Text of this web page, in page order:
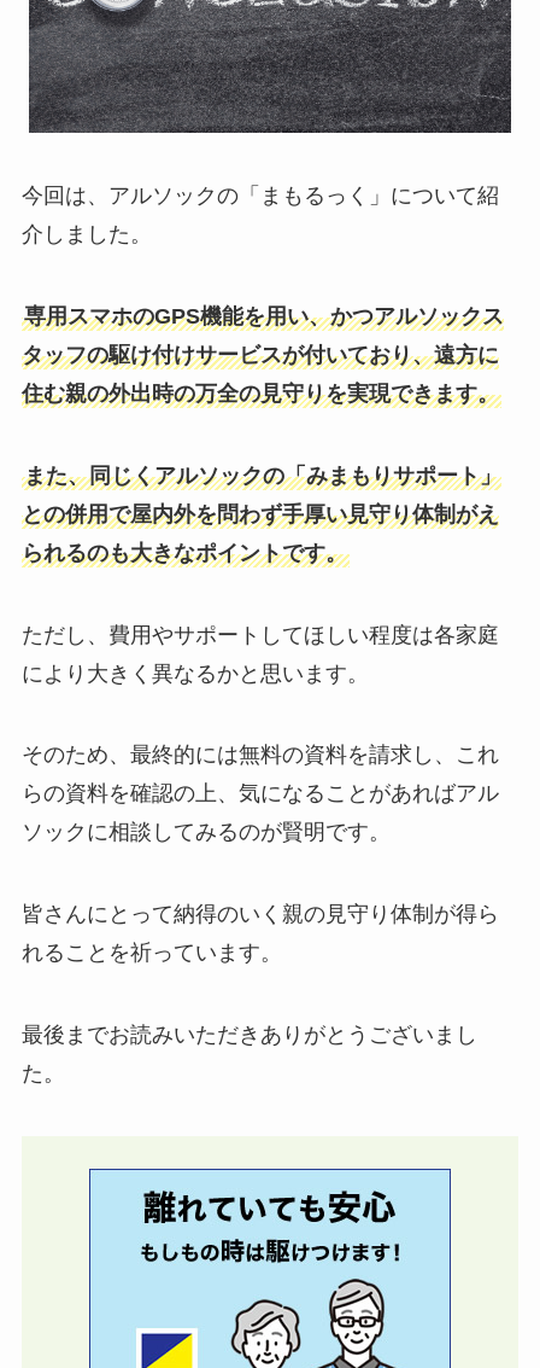
今回は、アルソックの「まもるっく」について紹
介しました。
専用スマホのGPS機能を用い、かつアルソックス
タッフの駆け付けサービスが付いており、遠方に
住む親の外出時の万全の見守りを実現できます。
また、同じくアルソックの「みまもりサポート」
との併用で屋内外を問わず手厚い見守り体制がえ
られるのも大きなポイントです。
ただし、費用やサポートしてほしい程度は各家庭
により大きく異なるかと思います。
そのため、最終的には無料の資料を請求し、これ
らの資料を確認の上、気になることがあればアル
ソックに相談してみるのが賢明です。
皆さんにとって納得のいく親の見守り体制が得ら
れることを祈っています。
最後までお読みいただきありがとうございまし
た。